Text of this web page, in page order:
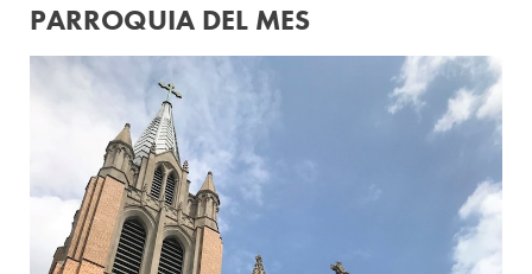
PARROQUIA DEL MES